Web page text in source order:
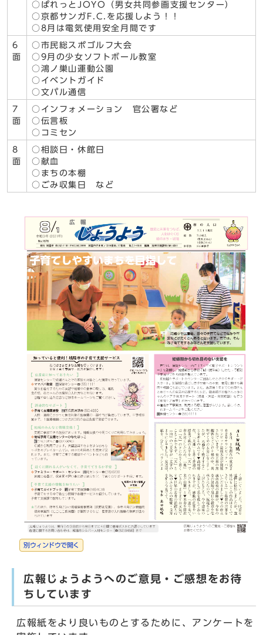
○ぱれっとJOYO（男女共同参画支援センター）
○京都サンガF.C.を応援しよう！！
○8月は電気使用安全月間です
6
面
○市民総スポゴルフ大会
○9月の少女ソフトボール教室
○鴻ノ巣山運動公園
○イベントガイド
○文パル通信
7
面
○インフォメーション 官公署など
○伝言板
○コミセン
8
面
○相談日・休館日
○献血
○まちの本棚
○ごみ収集日 など
別ウィンドウで開く
広報じょうようへのご意見・ご感想をお待
ちしています
広報紙をより良いものとするために、アンケートを